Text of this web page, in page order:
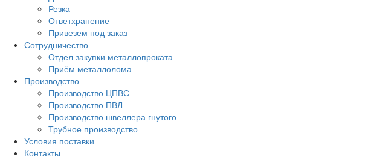
Резка
Ответхранение
Привезем под заказ
Сотрудничество
Отдел закупки металлопроката
Приём металлолома
Производство
Производство ЦПВС
Производство ПВЛ
Производство швеллера гнутого
Трубное производство
Условия поставки
Контакты